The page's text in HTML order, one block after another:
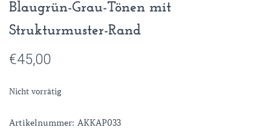
Blaugrün-Grau-Tönen mit
Strukturmuster-Rand
€45,00
Nicht vorrätig
Artikelnummer: AKKAP033